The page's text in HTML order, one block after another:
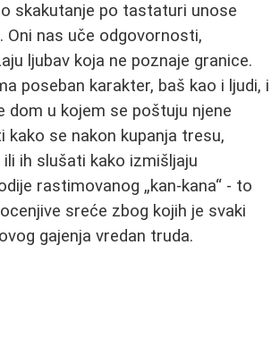
skakutanje po tastaturi unose
Oni nas uče odgovornosti,
ljubav koja ne poznaje granice.
poseban karakter, baš kao i ljudi, i
dom u kojem se poštuju njene
kako se nakon kupanja tresu,
ih slušati kako izmišljaju
rastimovanog „kan-kana“ - to
sreće zbog kojih je svaki
gajenja vredan truda.